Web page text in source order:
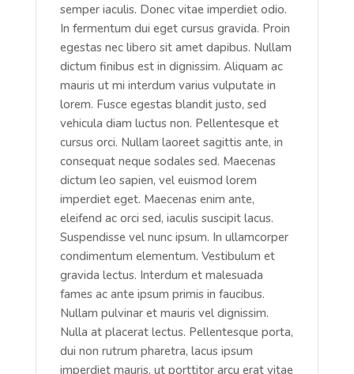
semper iaculis. Donec vitae imperdiet odio.
In fermentum dui eget cursus gravida. Proin
egestas nec libero sit amet dapibus. Nullam
dictum finibus est in dignissim. Aliquam ac
mauris ut mi interdum varius vulputate in
lorem. Fusce egestas blandit justo, sed
vehicula diam luctus non. Pellentesque et
cursus orci. Nullam laoreet sagittis ante, in
consequat neque sodales sed. Maecenas
dictum leo sapien, vel euismod lorem
imperdiet eget. Maecenas enim ante,
eleifend ac orci sed, iaculis suscipit lacus.
Suspendisse vel nunc ipsum. In ullamcorper
condimentum elementum. Vestibulum et
gravida lectus. Interdum et malesuada
fames ac ante ipsum primis in faucibus.
Nullam pulvinar et mauris vel dignissim.
Nulla at placerat lectus. Pellentesque porta,
dui non rutrum pharetra, lacus ipsum
imperdiet mauris, ut porttitor arcu erat vitae